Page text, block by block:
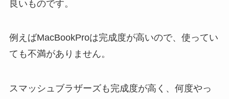
良いものです。
例えばMacBookProは完成度が高いので、使ってい
ても不満がありません。
スマッシュブラザーズも完成度が高く、何度やっ